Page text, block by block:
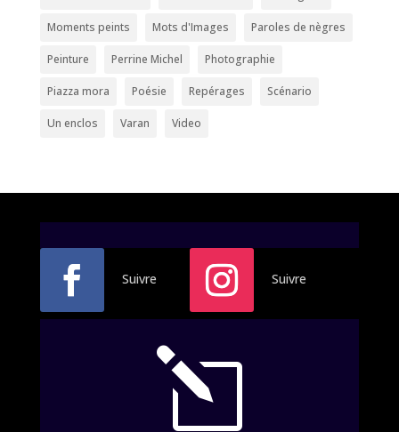
Moments peints Mots d'Images Paroles de nègres
Peinture Perrine Michel Photographie
Piazza mora Poésie Repérages Scénario
Un enclos Varan Video
Suivre Suivre
l